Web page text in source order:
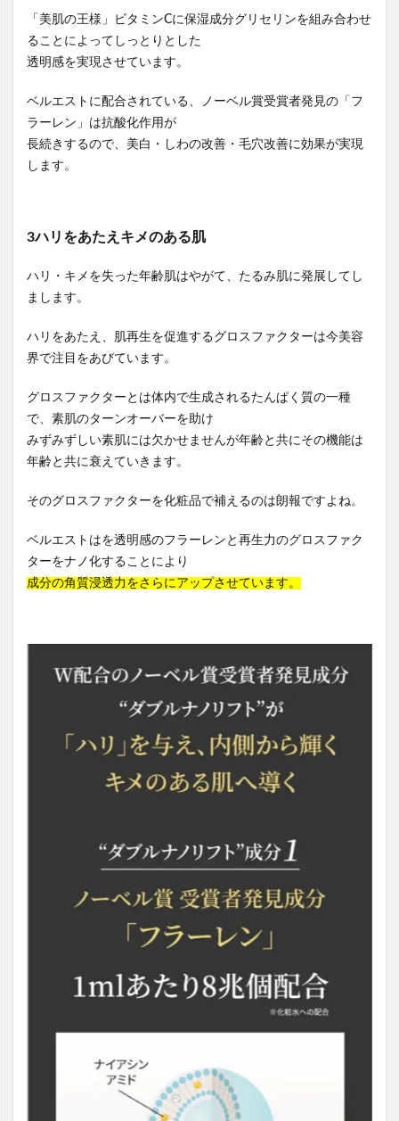
「美肌の王様」ビタミンCに保湿成分グリセリンを組み合わせ
ることによってしっとりとした
透明感を実現させています。
ベルエストに配合されている、ノーベル賞受賞者発見の「フ
ラーレン」は抗酸化作用が
長続きするので、美白・しわの改善・毛穴改善に効果が実現
します。
3ハリをあたえキメのある肌
ハリ・キメを失った年齢肌はやがて、たるみ肌に発展してし
まします。
ハリをあたえ、肌再生を促進するグロスファクターは今美容
界で注目をあびています。
グロスファクターとは体内で生成されるたんぱく質の一種
で、素肌のターンオーバーを助け
みずみずしい素肌には欠かせませんが年齢と共にその機能は
年齢と共に衰えていきます。
そのグロスファクターを化粧品で補えるのは朗報ですよね。
ベルエストはを透明感のフラーレンと再生力のグロスファク
ターをナノ化することにより
成分の角質浸透力をさらにアップさせています。